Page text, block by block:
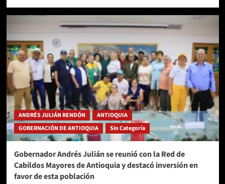
ANDRÉS JULIÁN RENDÓN
ANTIOQUIA
GOBERNACIÓN DE ANTIOQUIA
Sin Categoría
Gobernador Andrés Julián se reunió con la Red de
Cabildos Mayores de Antioquia y destacó inversión en
favor de esta población